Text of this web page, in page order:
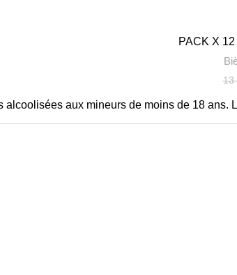
PACK X
13
alcoolisées aux mineurs de moins de 18